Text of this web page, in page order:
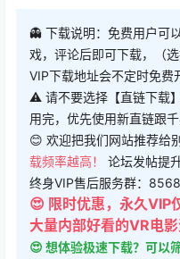
👻 下载说明：免费用户可
戏，评论后即可下载，（
VIP下载地址会不定时免费
⚠ 请不要选择【直链下载
用完，优先使用新直链跟
😊 欢迎把我们网站推荐给
载频率越高！ 论坛发帖提
终身VIP售后服务群：
😍 限时优惠，永久VIP
大量内部好看的VR电
😍 想体验极速下载？可以